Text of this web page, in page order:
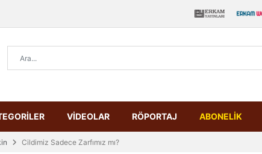
VİDEOLAR RÖPORTAJ ABONELİK
Cildimiz Sadece Zarfımız mı?